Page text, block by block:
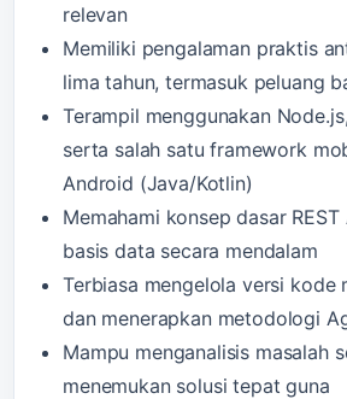
relevan
Memiliki pengalaman praktis
lima tahun, termasuk peluang
Terampil menggunakan
serta salah satu framework
Android (Java/Kotlin)
Memahami konsep dasar
basis data secara mendalam
Terbiasa mengelola versi kode
dan menerapkan metodologi
Mampu menganalisis masalah
menemukan solusi tepat guna